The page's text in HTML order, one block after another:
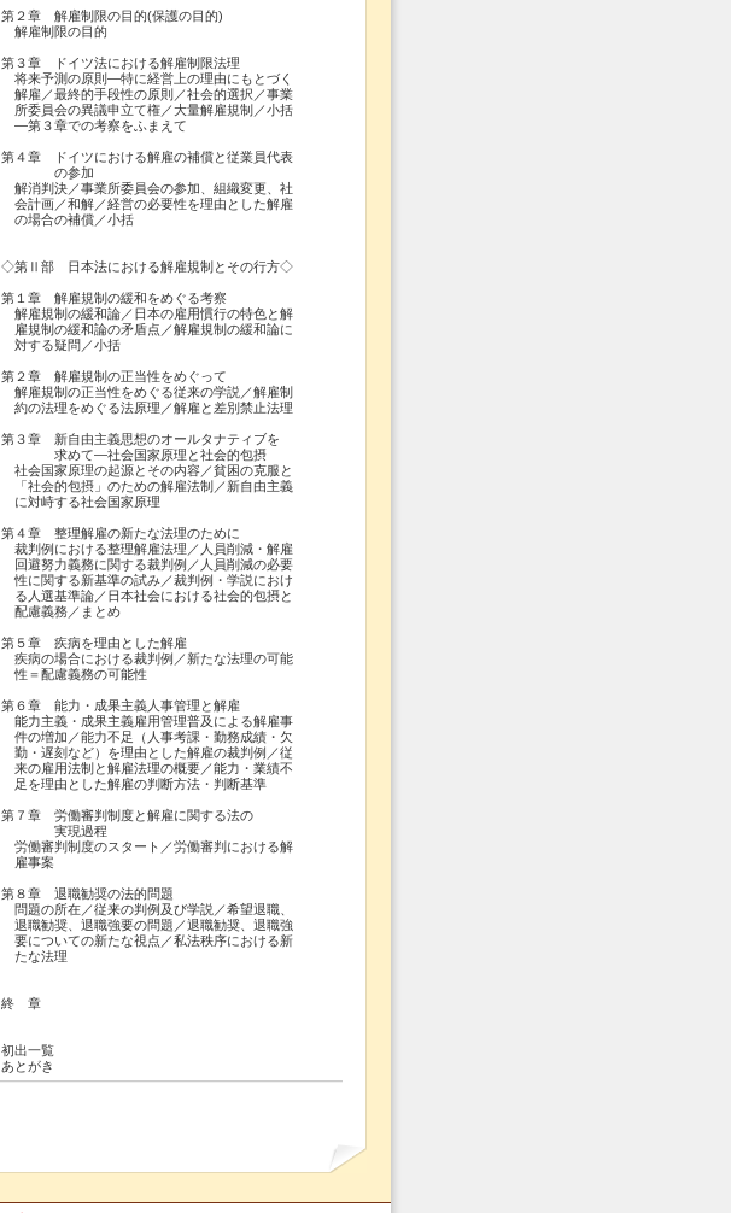
第２章 解雇制限の目的(保護の目的)
解雇制限の目的
第３章 ドイツ法における解雇制限法理
将来予測の原則―特に経営上の理由にもとづく
解雇／最終的手段性の原則／社会的選択／事業
所委員会の異議申立て権／大量解雇規制／小括
―第３章での考察をふまえて
第４章 ドイツにおける解雇の補償と従業員代表
の参加
解消判決／事業所委員会の参加、組織変更、社
会計画／和解／経営の必要性を理由とした解雇
の場合の補償／小括
◇第Ⅱ部 日本法における解雇規制とその行方◇
第１章 解雇規制の緩和をめぐる考察
解雇規制の緩和論／日本の雇用慣行の特色と解
雇規制の緩和論の矛盾点／解雇規制の緩和論に
対する疑問／小括
第２章 解雇規制の正当性をめぐって
解雇規制の正当性をめぐる従来の学説／解雇制
約の法理をめぐる法原理／解雇と差別禁止法理
第３章 新自由主義思想のオールタナティブを
求めて―社会国家原理と社会的包摂
社会国家原理の起源とその内容／貧困の克服と
「社会的包摂」のための解雇法制／新自由主義
に対峙する社会国家原理
第４章 整理解雇の新たな法理のために
裁判例における整理解雇法理／人員削減・解雇
回避努力義務に関する裁判例／人員削減の必要
性に関する新基準の試み／裁判例・学説におけ
る人選基準論／日本社会における社会的包摂と
配慮義務／まとめ
第５章 疾病を理由とした解雇
疾病の場合における裁判例／新たな法理の可能
性＝配慮義務の可能性
第６章 能力・成果主義人事管理と解雇
能力主義・成果主義雇用管理普及による解雇事
件の増加／能力不足（人事考課・勤務成績・欠
勤・遅刻など）を理由とした解雇の裁判例／従
来の雇用法制と解雇法理の概要／能力・業績不
足を理由とした解雇の判断方法・判断基準
第７章 労働審判制度と解雇に関する法の
実現過程
労働審判制度のスタート／労働審判における解
雇事案
第８章 退職勧奨の法的問題
問題の所在／従来の判例及び学説／希望退職、
退職勧奨、退職強要の問題／退職勧奨、退職強
要についての新たな視点／私法秩序における新
たな法理
終 章
初出一覧
あとがき